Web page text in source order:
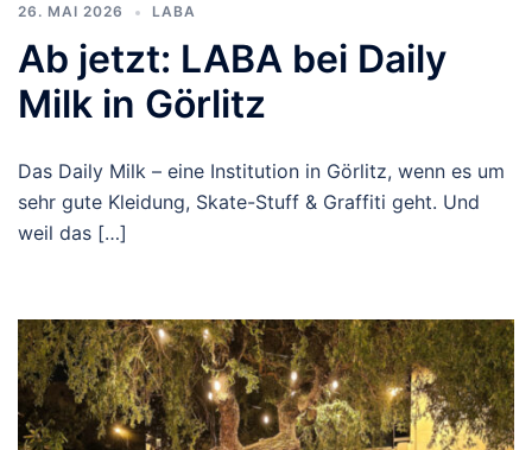
26. MAI 2026 LABA
Ab jetzt: LABA bei Daily
Milk in Görlitz
Das Daily Milk – eine Institution in Görlitz, wenn es um
sehr gute Kleidung, Skate-Stuff & Graffiti geht. Und
weil das […]